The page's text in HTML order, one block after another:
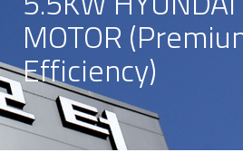
MOTOR
Efficiency)